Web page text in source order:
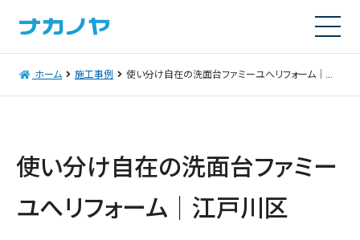
ホーム 施工事例 使い分け自在の洗面台ファミーユへリフォーム｜江戸川区
使い分け自在の洗面台ファミー
ユへリフォーム｜江戸川区